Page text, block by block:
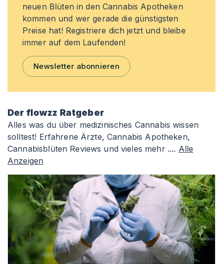
neuen Blüten in den Cannabis Apotheken
kommen und wer gerade die günstigsten
Preise hat! Registriere dich jetzt und bleibe
immer auf dem Laufenden!
Newsletter abonnieren
Der flowzz Ratgeber
Alles was du über medizinisches Cannabis wissen
solltest! Erfahrene Ärzte, Cannabis Apotheken,
Cannabisblüten Reviews und vieles mehr .... Alle
Anzeigen